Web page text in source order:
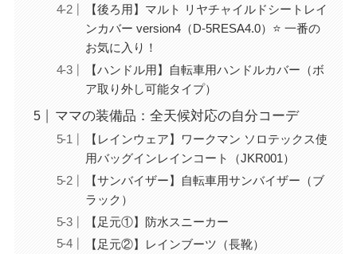
【後ろ用】マルト リヤチャイルドシートレイ
ンカバー version4（D-5RESA4.0）⭐ 一番の
お気に入り！
【ハンドル用】自転車用ハンドルカバー（ボ
ア取り外し可能タイプ）
ママの装備品：全天候対応の自分コーデ
【レインウェア】ワークマン ソロテックス使
用バッグインレインコート（JKR001）
【サンバイザー】自転車用サンバイザー（ブ
ラック）
【足元①】防水スニーカー
【足元②】レインブーツ（長靴）